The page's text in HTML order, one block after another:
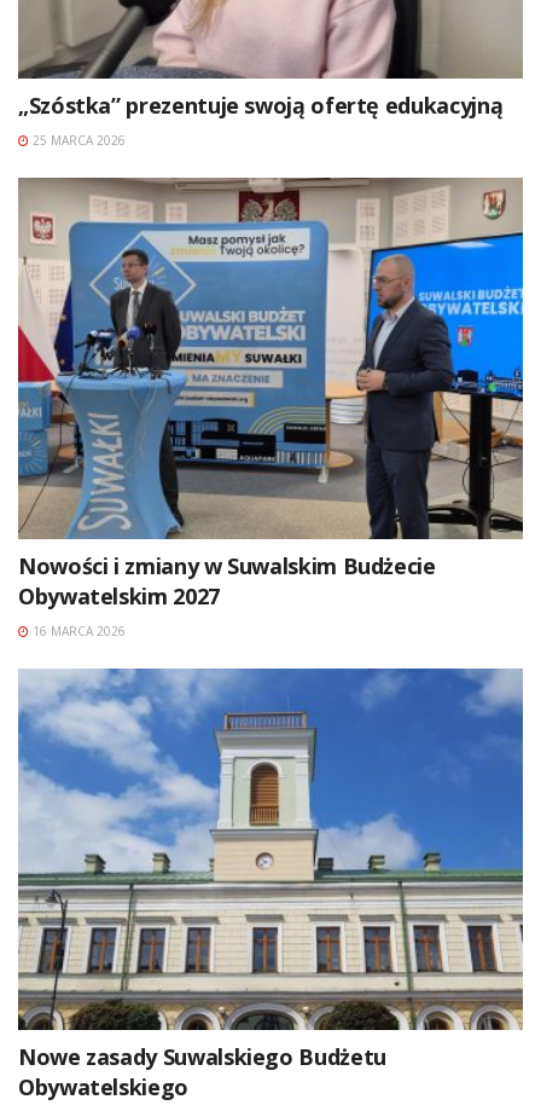
„Szóstka” prezentuje swoją ofertę edukacyjną
25 MARCA 2026
Nowości i zmiany w Suwalskim Budżecie
Obywatelskim 2027
16 MARCA 2026
Nowe zasady Suwalskiego Budżetu
Obywatelskiego